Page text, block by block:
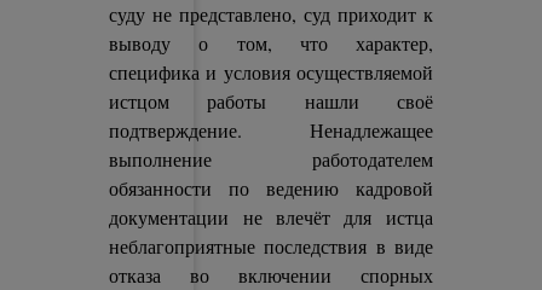
суду не представлено, суд приходит к
выводу о том, что характер,
специфика и условия осуществляемой
истцом работы нашли своё
подтверждение. Ненадлежащее
выполнение работодателем
обязанности по ведению кадровой
документации не влечёт для истца
неблагоприятные последствия в виде
отказа во включении спорных